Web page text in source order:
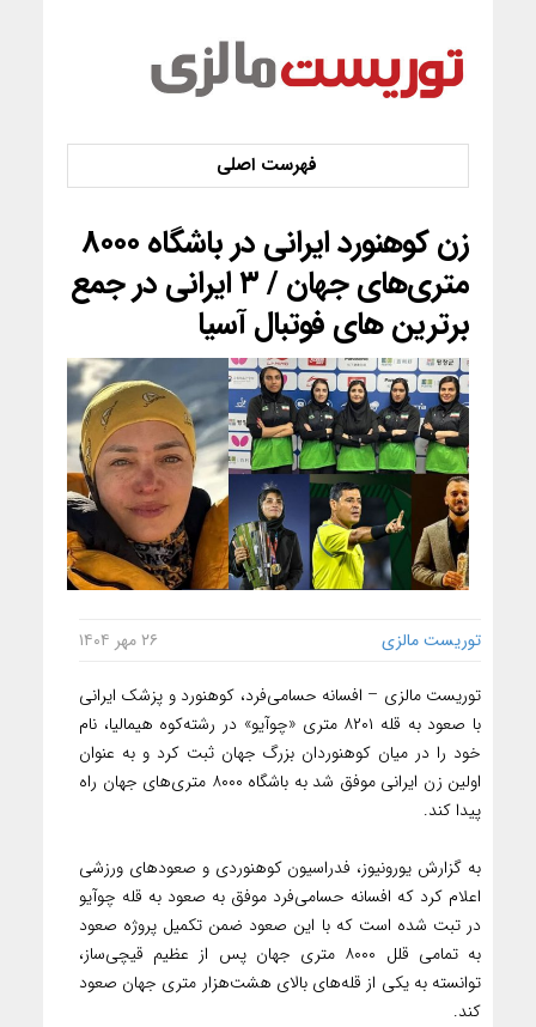
زن کوهنورد ایرانی در باشگاه ۸۰۰۰
متری‌های جهان / ۳ ایرانی در جمع
برترین های فوتبال آسیا
توریست مالزی ۲۶ مهر ۱۴۰۴
توریست مالزی – افسانه حسامی‌فرد، کوهنورد و پزشک ایرانی
با صعود به قله ۸۲۰۱ متری «چوآیو» در رشته‌کوه هیمالیا، نام
خود را در میان کوهنوردان بزرگ جهان ثبت کرد و به عنوان
اولین زن ایرانی موفق شد به باشگاه ۸۰۰۰ متری‌های جهان راه
پیدا کند.
به گزارش یورونیوز، فدراسیون کوهنوردی و صعودهای ورزشی
اعلام کرد که افسانه حسامی‌فرد موفق به صعود به قله چوآیو
در تبت شده است که با این صعود ضمن تکمیل پروژه صعود
به تمامی قلل ۸۰۰۰ متری جهان پس از عظیم قیچی‌ساز،
توانسته به یکی از قله‌های بالای هشت‌هزار متری جهان صعود
کند.